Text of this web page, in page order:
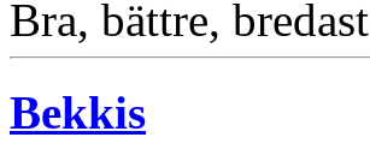
Bra, bättre, bredast
Bekkis